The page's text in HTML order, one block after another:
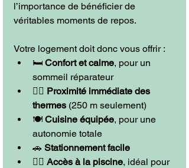
l’importance de bénéficier de
véritables moments de repos.
Votre logement doit donc vous offrir :
🛏️ Confort et calme, pour un
sommeil réparateur
🚶‍♀️ Proximité immédiate des
thermes (250 m seulement)
🍽️ Cuisine équipée, pour une
autonomie totale
🚗 Stationnement facile
🏊‍♂️ Accès à la piscine, idéal pour